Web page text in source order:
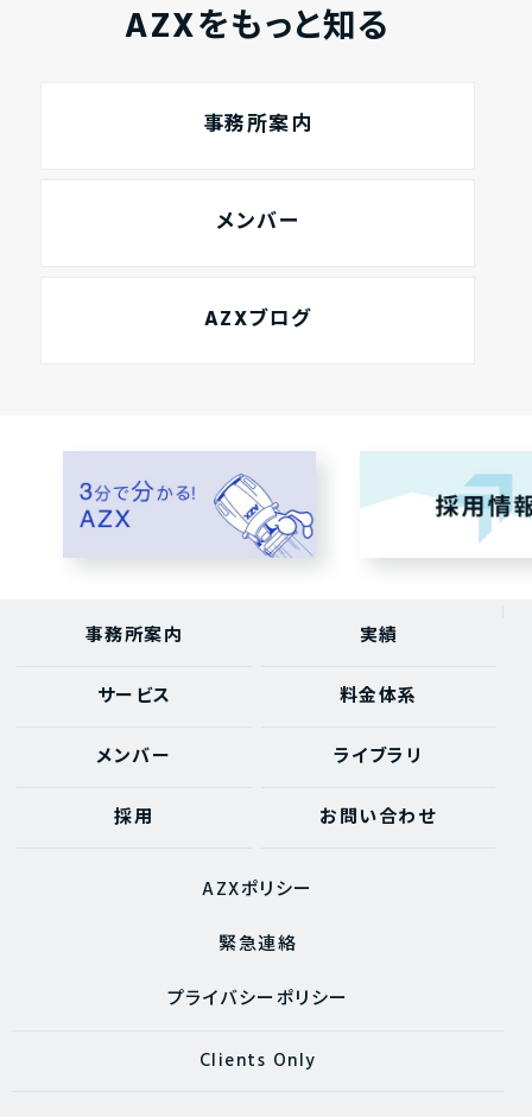
AZXをもっと知る
事務所案内
メンバー
AZXブログ
事務所案内 実績
サービス 料金体系
メンバー ライブラリ
採用 お問い合わせ
AZXポリシー
緊急連絡
プライバシーポリシー
Clients Only